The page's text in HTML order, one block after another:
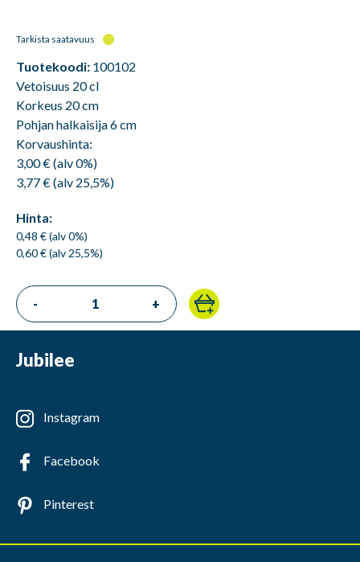
Tarkista saatavuus
Tuotekoodi: 100102
Vetoisuus 20 cl
Korkeus 20 cm
Pohjan halkaisija 6 cm
Korvaushinta:
3,00 € (alv 0%)
3,77 € (alv 25,5%)
Hinta:
0,48 € (alv 0%)
0,60 € (alv 25,5%)
- +
Jubilee
Instagram
Facebook
Pinterest